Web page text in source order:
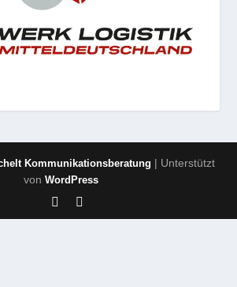
Kommunikationsberatung | Unterstützt
von WordPress